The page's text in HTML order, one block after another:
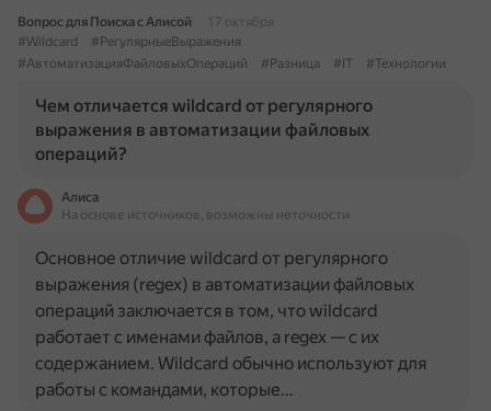
Вопрос для Поиска с Алисой
17 октября
#Wildcard
#РегулярныеВыражения
#АвтоматизацияФайловыхОпераций
#Разница #IT #Технологии
Чем отличается wildcard от регулярного
выражения в автоматизации файловых
операций?
Алиса
На основе источников, возможны неточности
Основное отличие wildcard от регулярного
выражения (regex) в автоматизации файловых
операций заключается в том, что wildcard
работает с именами файлов, а regex — с их
содержанием. Wildcard обычно используют для
работы с командами, которые…